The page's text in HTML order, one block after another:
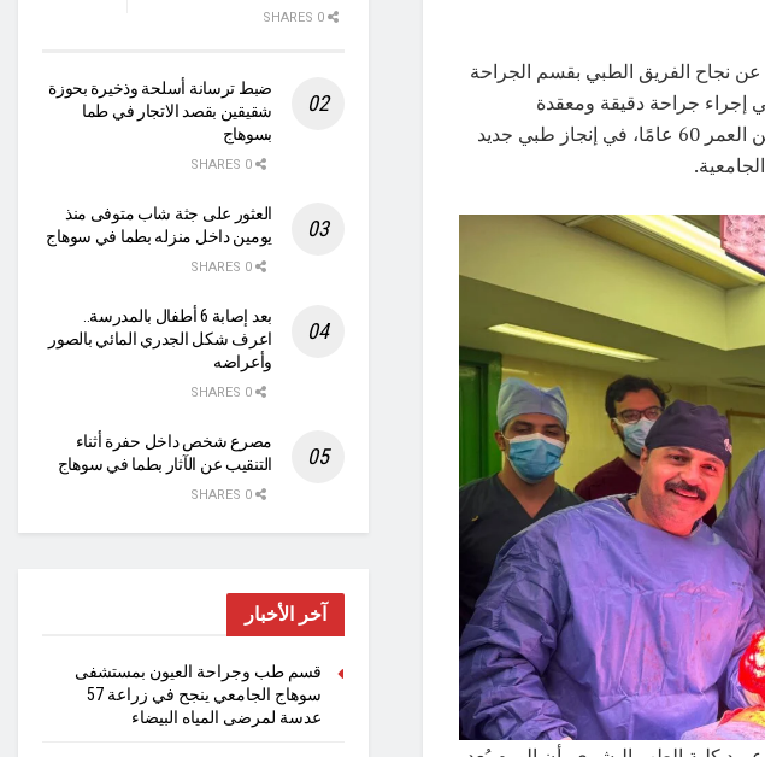
نجاح الفريق الطبي بقسم الجراحة
إجراء جراحة دقيقة ومعقدة
لاستئصال ورم ضخم ونادر بالبنكرياس لسيدة تبلغ من العمر 60 عامًا، في إنجاز طبي جديد
ضبط ترسانة أسلحة وذخيرة بحوزة
شقيقين بقصد الاتجار في طما
بسوهاج
العثور على جثة شاب متوفى منذ
يومين داخل منزله بطما في سوهاج
بعد إصابة 6 أطفال بالمدرسة..
اعرف شكل الجدري المائي بالصور
وأعراضه
مصرع شخص داخل حفرة أثناء
التنقيب عن الآثار بطما في سوهاج
آخر الأخبار
قسم طب وجراحة العيون بمستشفى
سوهاج الجامعي ينجح في زراعة 57
عدسة لمرضى المياه البيضاء